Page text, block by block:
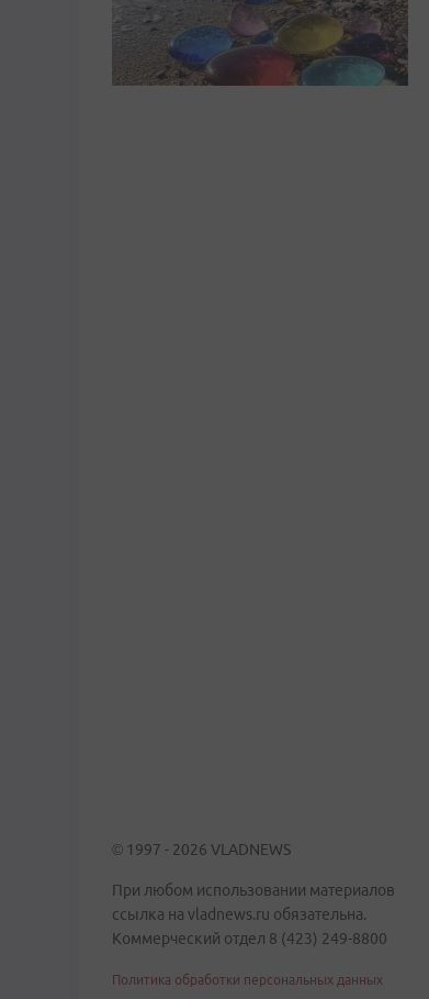
© 1997 - 2026 VLADNEWS
При любом использовании материалов
ссылка на vladnews.ru обязательна.
Коммерческий отдел 8 (423) 249-8800
Политика обработки персональных данных